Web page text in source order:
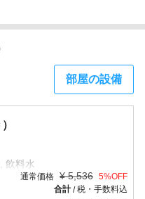
部屋の設備
通常価格 ¥ 5,536 5%OFF
合計/税・手数料込